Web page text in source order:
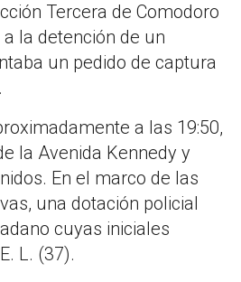
Tercera de Comodoro
la detención de un
un pedido de captura
.
a las 19:50,
la Avenida Kennedy y
. En el marco de las
una dotación policial
cuyas iniciales
L. (37).